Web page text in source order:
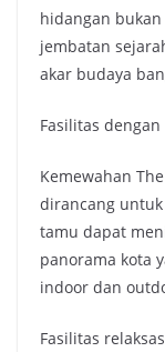
hidangan
jembatan
akar budaya
Fasilitas
Kemewahan
dirancang
tamu dapat
panorama kota
indoor dan
Fasilitas